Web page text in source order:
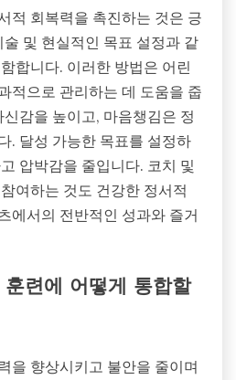
적 회복력을 촉진하는 것은 긍
및 현실적인 목표 설정과 같
합니다. 이러한 방법은 어린
적으로 관리하는 데 도움을 줍
감을 높이고, 마음챙김은 정
. 달성 가능한 목표를 설정하
압박감을 줄입니다. 코치 및
여하는 것도 건강한 정서적
에서의 전반적인 성과와 즐거
련에 어떻게 통합할
을 향상시키고 불안을 줄이며